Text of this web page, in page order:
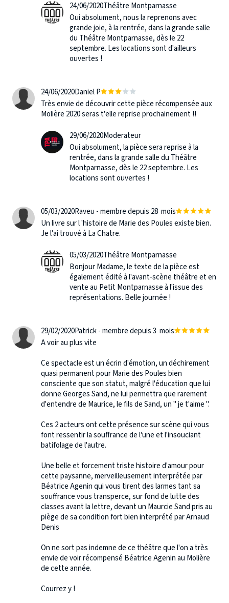
24/06/2020Théâtre Montparnasse
Oui absolument, nous la reprenons avec
grande joie, à la rentrée, dans la grande salle
du Théâtre Montparnasse, dès le 22
septembre. Les locations sont d'ailleurs
ouvertes !
24/06/2020Daniel P
Très envie de découvrir cette pièce récompensée aux
Molière 2020 seras t’elle reprise prochainement !!
29/06/2020Moderateur
Oui absolument, la pièce sera reprise à la
rentrée, dans la grande salle du Théâtre
Montparnasse, dès le 22 septembre. Les
locations sont ouvertes !
05/03/2020Raveu - membre depuis 28 mois
Un livre sur l 'histoire de Marie des Poules existe bien.
Je l'ai trouvé à La Chatre.
05/03/2020Théâtre Montparnasse
Bonjour Madame, le texte de la pièce est
également édité à l'avant-scène théâtre et en
vente au Petit Montparnasse à l'issue des
représentations. Belle journée !
29/02/2020Patrick - membre depuis 3 mois
A voir au plus vite
Ce spectacle est un écrin d'émotion, un déchirement
quasi permanent pour Marie des Poules bien
consciente que son statut, malgré l'éducation que lui
donne Georges Sand, ne lui permettra que rarement
d'entendre de Maurice, le fils de Sand, un " je t'aime ".
Ces 2 acteurs ont cette présence sur scène qui vous
font ressentir la souffrance de l'une et l'insouciant
batifolage de l'autre.
Une belle et forcement triste histoire d'amour pour
cette paysanne, merveilleusement interprétée par
Béatrice Agenin qui vous tirent des larmes tant sa
souffrance vous transperce, sur fond de lutte des
classes avant la lettre, devant un Maurcie Sand pris au
piège de sa condition fort bien interprété par Arnaud
Denis
On ne sort pas indemne de ce théâtre que l'on a très
envie de voir récompensé Béatrice Agenin au Molière
de cette année.
Courrez y !